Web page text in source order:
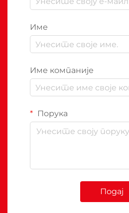
Име
Име компаније
Порука
Подај